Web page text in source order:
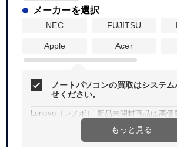
メーカーを選択
NEC FUJITSU
Apple Acer
ノートパソコンの買取はシステ
せください。
Lenovo（レノボ） 新品未開封商品は高価
もっと見る